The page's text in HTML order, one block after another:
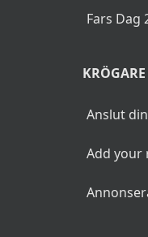
Smågurka
Rödbetssallad
Krämig
Fars Dag
KRÖGARE
Anslut
Add your